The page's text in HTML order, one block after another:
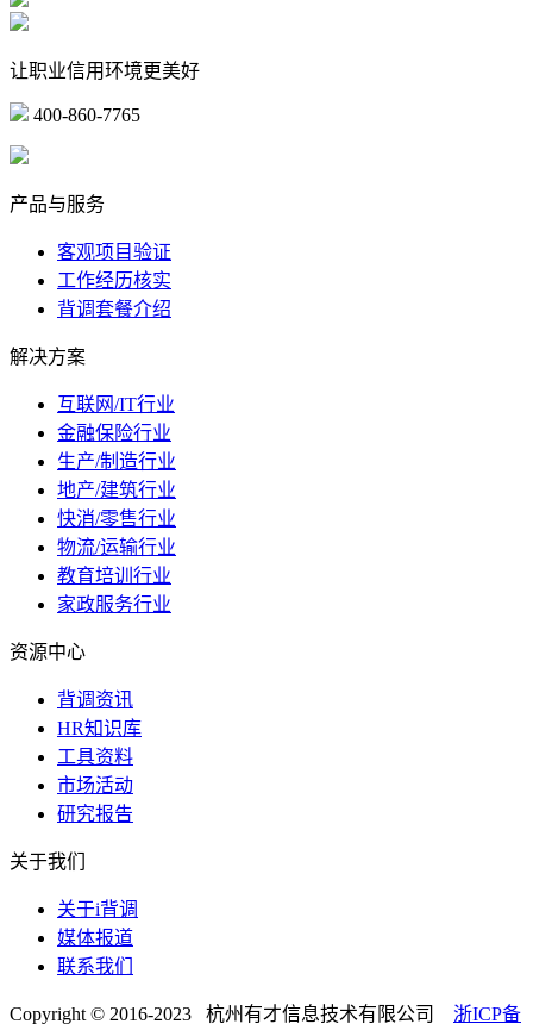
让职业信用环境更美好
400-860-7765
产品与服务
客观项目验证
工作经历核实
背调套餐介绍
解决方案
互联网/IT行业
金融保险行业
生产/制造行业
地产/建筑行业
快消/零售行业
物流/运输行业
教育培训行业
家政服务行业
资源中心
背调资讯
HR知识库
工具资料
市场活动
研究报告
关于我们
关于i背调
媒体报道
联系我们
Copyright © 2016-2023 杭州有才信息技术有限公司 浙ICP备